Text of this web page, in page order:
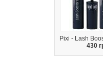
Pixi - Lash
430